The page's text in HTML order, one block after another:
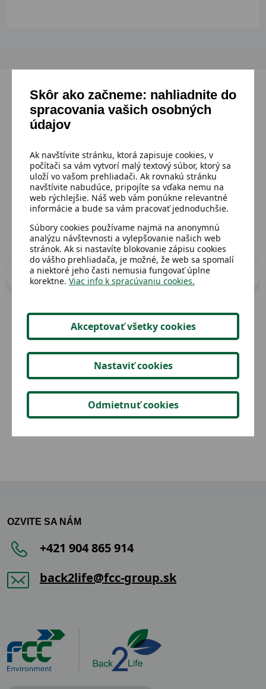
Mohlo by sa ti páčiť
Prejsť do katalógu
Dostupný
Gubbio-kniha udavačů - Dušan
2,15 €
OZVITE SA NÁM
+421 904 865 914
back2life@fcc-group.sk
Skôr ako začneme: nahliadnite do
spracovania vašich osobných
údajov
Ak navštívite stránku, ktorá zapisuje cookies, v
počítači sa vám vytvorí malý textový súbor, ktorý sa
uloží vo vašom prehliadači. Ak rovnakú stránku
navštívite nabudúce, pripojíte sa vďaka nemu na
web rýchlejšie. Náš web vám ponúkne relevantné
informácie a bude sa vám pracovať jednoduchšie.
Súbory cookies používame najmä na anonymnú
analýzu návštevnosti a vylepšovanie našich web
stránok. Ak si nastavíte blokovanie zápisu cookies
do vášho prehliadača, je možné, že web sa spomalí
a niektoré jeho časti nemusia fungovať úplne
korektne. Viac info k spracúvaniu cookies.
Akceptovať všetky cookies
Nastaviť cookies
Odmietnuť cookies